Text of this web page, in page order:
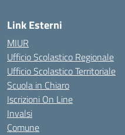
Link Esterni
MIUR
Ufficio Scolastico Regionale
Ufficio Scolastico Territoriale
Scuola in Chiaro
Iscrizioni On Line
Invalsi
Comune